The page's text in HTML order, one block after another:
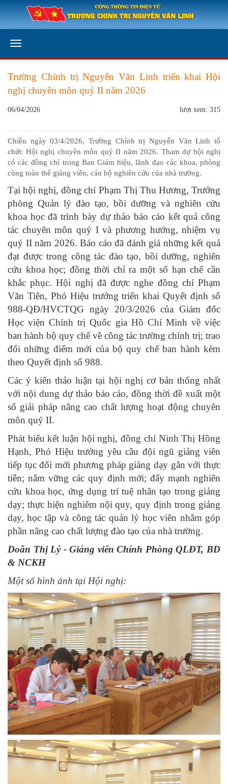
Trường Chính trị Nguyễn Văn Linh triển khai Hội
nghị chuyên môn quý II năm 2026
06/04/2026 lượt xem: 315
Chiều ngày 03/4/2026, Trường Chính trị Nguyễn Văn Linh tổ
chức Hội nghị chuyên môn quý II năm 2026. Tham dự hội nghị
có các đồng chí trong Ban Giám hiệu, lãnh đạo các khoa, phòng
cùng toàn thể giảng viên, cán bộ nghiên cứu của nhà trường.
Tại hội nghị, đồng chí Phạm Thị Thu Hương, Trưởng
phòng Quản lý đào tạo, bồi dưỡng và nghiên cứu
khoa học đã trình bày dự thảo báo cáo kết quả công
tác chuyên môn quý I và phương hướng, nhiệm vụ
quý II năm 2026. Báo cáo đã đánh giá những kết quả
đạt được trong công tác đào tạo, bồi dưỡng, nghiên
cứu khoa học; đồng thời chỉ ra một số hạn chế cần
khắc phục. Hội nghị đã được nghe đồng chí Phạm
Văn Tiên, Phó Hiệu trưởng triển khai Quyết định số
988-QĐ/HVCTQG ngày 20/3/2026 của Giám đốc
Học viện Chính trị Quốc gia Hồ Chí Minh về việc
ban hành bộ quy chế về công tác trường chính trị; trao
đổi những điểm mới của bộ quy chế ban hành kèm
theo Quyết định số 988.
Các ý kiến thảo luận tại hội nghị cơ bản thống nhất
với nội dung dự thảo báo cáo, đồng thời đề xuất một
số giải pháp nâng cao chất lượng hoạt động chuyên
môn quý II.
Phát biểu kết luận hội nghị, đồng chí Ninh Thị Hồng
Hạnh, Phó Hiệu trưởng yêu cầu đội ngũ giảng viên
tiếp tục đổi mới phương pháp giảng dạy gắn với thực
tiễn; nắm vững các quy định mới; đẩy mạnh nghiên
cứu khoa học, ứng dụng trí tuệ nhân tạo trong giảng
dạy; thực hiện nghiêm nội quy, quy định trong giảng
dạy, học tập và công tác quản lý học viên nhằm góp
phần nâng cao chất lượng đào tạo của nhà trường.
Doãn Thị Lý - Giảng viên Chính Phòng QLĐT, BD
& NCKH
Một số hình ảnh tại Hội nghị: